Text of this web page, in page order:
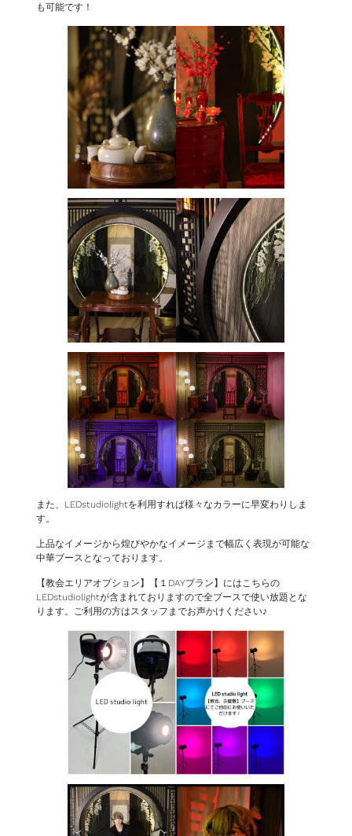
も可能です！
また、LEDstudiolightを利用すれば様々なカラーに早変わりしま
す。
上品なイメージから煌びやかなイメージまで幅広く表現が可能な
中華ブースとなっております。
【教会エリアオプション】【１DAYプラン】にはこちらの
LEDstudiolightが含まれておりますので全ブースで使い放題とな
ります。ご利用の方はスタッフまでお声かけください♪